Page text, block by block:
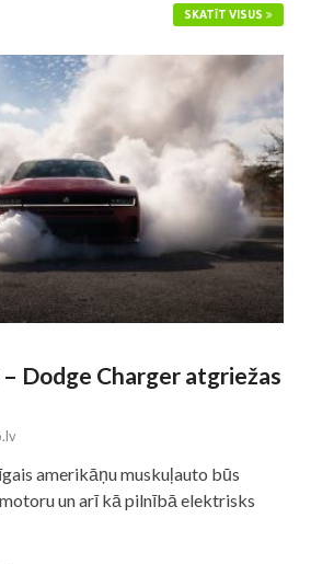
SKATĪT VISUS
Dodge Charger atgriežas
amerikāņu muskuļauto būs
un arī kā pilnībā elektrisks